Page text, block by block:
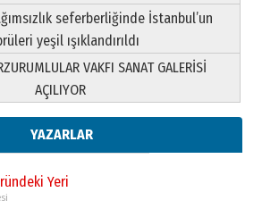
seferberliğinde İstanbul’un
yeşil ışıklandırıldı
VAKFI SANAT GALERİSİ
AÇILIYOR
YAZARLAR
ÜÇ KIZI
2026 Perşembe
Sebahattin Şirin’e
2026 Pazartesi
Yeri